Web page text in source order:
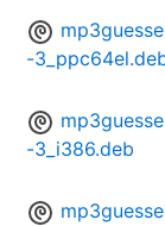
-
-3_i386.deb